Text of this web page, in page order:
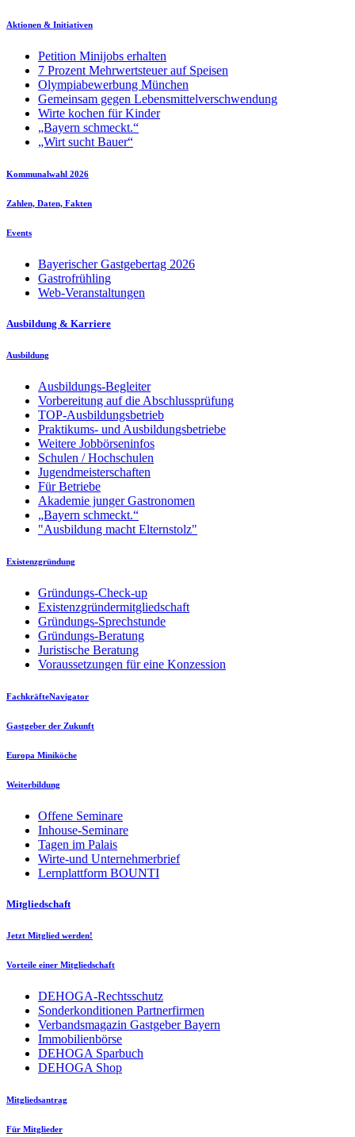
Aktionen & Initiativen
Petition Minijobs erhalten
7 Prozent Mehrwertsteuer auf Speisen
Olympiabewerbung München
Gemeinsam gegen Lebensmittelverschwendung
Wirte kochen für Kinder
„Bayern schmeckt.“
„Wirt sucht Bauer“
Kommunalwahl 2026
Zahlen, Daten, Fakten
Events
Bayerischer Gastgebertag 2026
Gastrofrühling
Web-Veranstaltungen
Ausbildung & Karriere
Ausbildung
Ausbildungs-Begleiter
Vorbereitung auf die Abschlussprüfung
TOP-Ausbildungsbetrieb
Praktikums- und Ausbildungsbetriebe
Weitere Jobbörseninfos
Schulen / Hochschulen
Jugendmeisterschaften
Für Betriebe
Akademie junger Gastronomen
„Bayern schmeckt.“
"Ausbildung macht Elternstolz"
Existenzgründung
Gründungs-Check-up
Existenzgründermitgliedschaft
Gründungs-Sprechstunde
Gründungs-Beratung
Juristische Beratung
Voraussetzungen für eine Konzession
FachkräfteNavigator
Gastgeber der Zukunft
Europa Miniköche
Weiterbildung
Offene Seminare
Inhouse-Seminare
Tagen im Palais
Wirte-und Unternehmerbrief
Lernplattform BOUNTI
Mitgliedschaft
Jetzt Mitglied werden!
Vorteile einer Mitgliedschaft
DEHOGA-Rechtsschutz
Sonderkonditionen Partnerfirmen
Verbandsmagazin Gastgeber Bayern
Immobilienbörse
DEHOGA Sparbuch
DEHOGA Shop
Mitgliedsantrag
Für Mitglieder